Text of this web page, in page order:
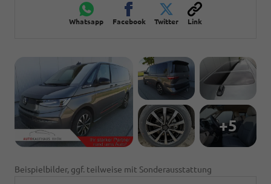
Whatsapp Facebook Twitter Link
+5
Beispielbilder, ggf. teilweise mit Sonderausstattung